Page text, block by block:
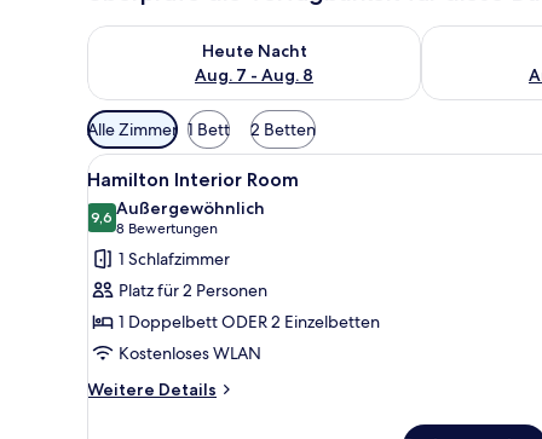
Heute Nacht
Aug. 7 - Aug. 8
Überprüfe die Verfügbarkeit für heute Nacht, Aug. 7
Überprüfe
Verfügbare
Filter
für
Zimmer
Alle Zimmer 1 Bett 2 Betten
Alle
Fotos
für
Hamilton
Interior
Room
anzeigen
Ein Hotelzimmer mit einem
5
Hamilton Interior Room
9,69,6 von 10
Außergewöhnlich
8 Bewertungen
(8
Bewertungen)
1 Schlafzimmer
Platz für 2 Personen
1 Doppelbett ODER 2 Einzelbetten
Kostenloses WLAN
Weitere Details
Weitere